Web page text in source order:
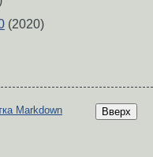
(2020)
Вверх
Markdown